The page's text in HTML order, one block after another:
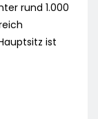
rund 1.000
ist